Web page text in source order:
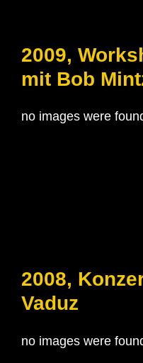
2009,
mit Bob
no images were
2008,
Vaduz
no images were